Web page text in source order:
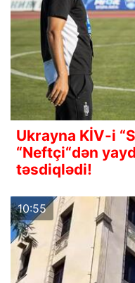
Ukrayna KİV-i
“Neftçi“dən
təsdiqlədi!
10:55